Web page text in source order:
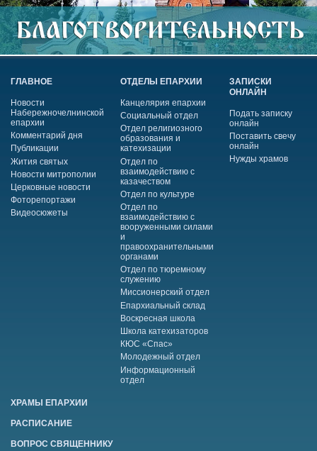
ГЛАВНОЕ
Новости
Набережночелнинской
епархии
Комментарий дня
Публикации
Жития святых
Новости митрополии
Церковные новости
Фоторепортажи
Видеосюжеты
ОТДЕЛЫ ЕПАРХИИ
Канцелярия епархии
Социальный отдел
Отдел религиозного
образования и
катехизации
Отдел по
взаимодействию с
казачеством
Отдел по культуре
Отдел по
взаимодействию с
вооруженными силами
и
правоохранительными
органами
Отдел по тюремному
служению
Миссионерский отдел
Епархиальный склад
Воскресная школа
Школа катехизаторов
КЮС «Спас»
Молодежный отдел
Информационный
отдел
ЗАПИСКИ
ОНЛАЙН
Подать записку
онлайн
Поставить свечу
онлайн
Нужды храмов
ХРАМЫ ЕПАРХИИ
РАСПИСАНИЕ
ВОПРОС СВЯЩЕННИКУ